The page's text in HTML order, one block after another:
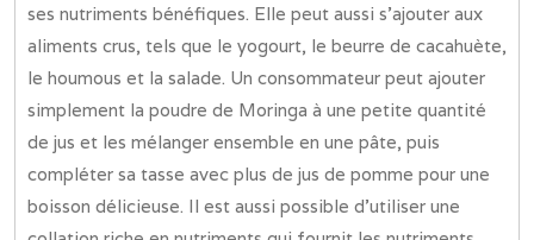
ses nutriments bénéfiques. Elle peut aussi s’ajouter aux
aliments crus, tels que le yogourt, le beurre de cacahuète,
le houmous et la salade. Un consommateur peut ajouter
simplement la poudre de Moringa à une petite quantité
de jus et les mélanger ensemble en une pâte, puis
compléter sa tasse avec plus de jus de pomme pour une
boisson délicieuse. Il est aussi possible d’utiliser une